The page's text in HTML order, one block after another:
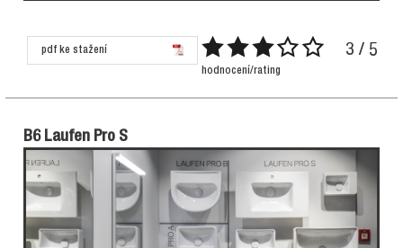
pdf ke stažení 3 / 5
hodnocení/rating
B6 Laufen Pro S